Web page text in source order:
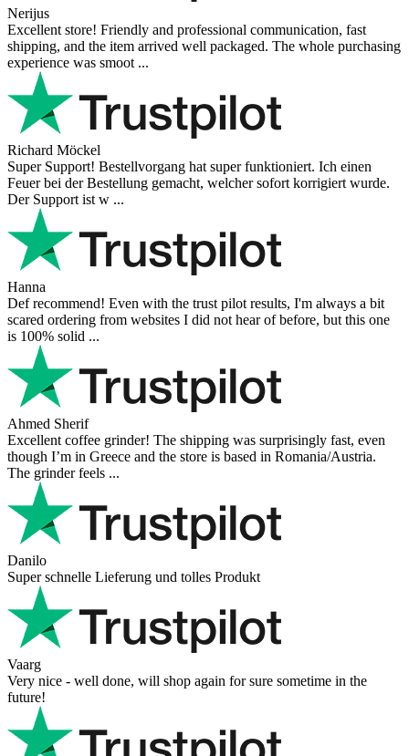
Nerijus
Excellent store! Friendly and professional communication, fast
shipping, and the item arrived well packaged. The whole purchasing
experience was smoot ...
Richard Möckel
Super Support! Bestellvorgang hat super funktioniert. Ich einen
Feuer bei der Bestellung gemacht, welcher sofort korrigiert wurde.
Der Support ist w ...
Hanna
Def recommend! Even with the trust pilot results, I'm always a bit
scared ordering from websites I did not hear of before, but this one
is 100% solid ...
Ahmed Sherif
Excellent coffee grinder! The shipping was surprisingly fast, even
though I’m in Greece and the store is based in Romania/Austria.
The grinder feels ...
Danilo
Super schnelle Lieferung und tolles Produkt
Vaarg
Very nice - well done, will shop again for sure sometime in the
future!